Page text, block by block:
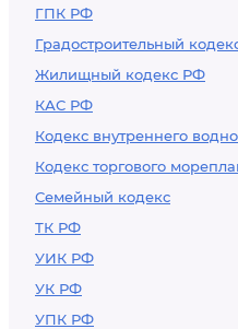
ГПК РФ
Градостроительный
Жилищный кодекс РФ
КАС РФ
Кодекс внутреннего
Кодекс торгового
Семейный кодекс
ТК РФ
УИК РФ
УК РФ
УПК РФ